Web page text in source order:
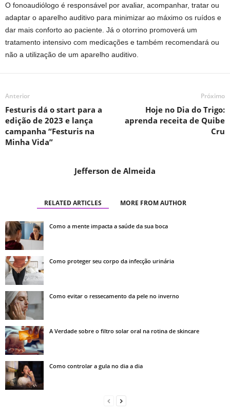
O fonoaudiólogo é responsável por avaliar, acompanhar, tratar ou
adaptar o aparelho auditivo para minimizar ao máximo os ruídos e
dar mais conforto ao paciente. Já o otorrino promoverá um
tratamento intensivo com medicações e também recomendará ou
não a utilização de um aparelho auditivo.
Anterior
Festuris dá o start para a
edição de 2023 e lança
campanha “Festuris na
Minha Vida”
Próximo
Hoje no Dia do Trigo:
aprenda receita de Quibe
Cru
Jefferson de Almeida
RELATED ARTICLES MORE FROM AUTHOR
Como a mente impacta a saúde da sua boca
Como proteger seu corpo da infecção urinária
Como evitar o ressecamento da pele no inverno
A Verdade sobre o filtro solar oral na rotina de skincare
Como controlar a gula no dia a dia